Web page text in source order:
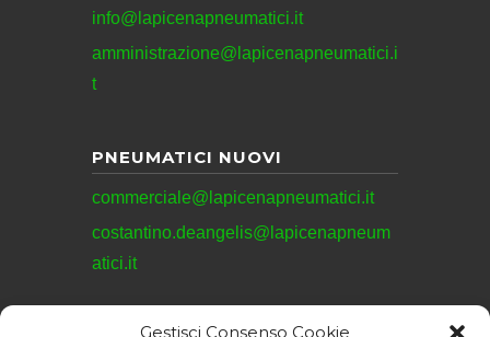
Gestisci Consenso Cookie
info@lapicenapneumatici.it
amministrazione@lapicenapneumatici.i
t
PNEUMATICI NUOVI
commerciale@lapicenapneumatici.it
costantino.deangelis@lapicenapneum
atici.it